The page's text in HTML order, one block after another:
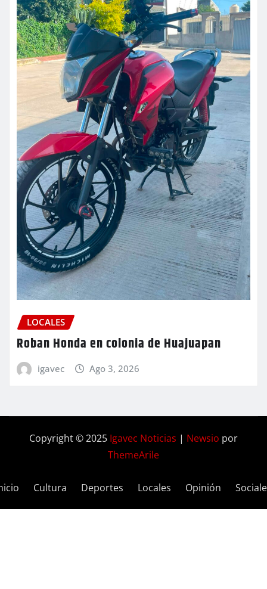
LOCALES
Roban Honda en colonia de Huajuapan
igavec Ago 3, 2026
Copyright © 2025 Igavec Noticias | Newsio por
ThemeArile
Cultura Deportes Locales Opinión